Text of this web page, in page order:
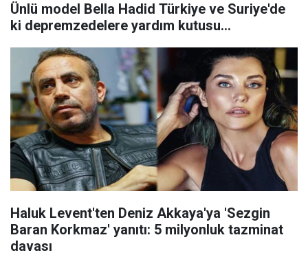
Ünlü model Bella Hadid Türkiye ve Suriye'de
ki depremzedelere yardım kutusu...
Haluk Levent'ten Deniz Akkaya'ya 'Sezgin
Baran Korkmaz' yanıtı: 5 milyonluk tazminat
davası